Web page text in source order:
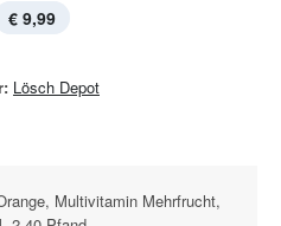
€ 9,99
Lösch Depot
Multivitamin Mehrfrucht,